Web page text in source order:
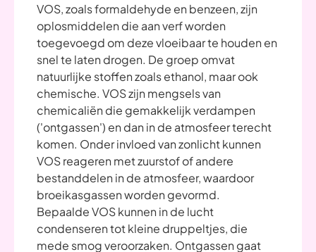
VOS, zoals formaldehyde en benzeen, zijn
oplosmiddelen die aan verf worden
toegevoegd om deze vloeibaar te houden en
snel te laten drogen. De groep omvat
natuurlijke stoffen zoals ethanol, maar ook
chemische. VOS zijn mengsels van
chemicaliën die gemakkelijk verdampen
('ontgassen') en dan in de atmosfeer terecht
komen. Onder invloed van zonlicht kunnen
VOS reageren met zuurstof of andere
bestanddelen in de atmosfeer, waardoor
broeikasgassen worden gevormd.
Bepaalde VOS kunnen in de lucht
condenseren tot kleine druppeltjes, die
mede smog veroorzaken. Ontgassen gaat